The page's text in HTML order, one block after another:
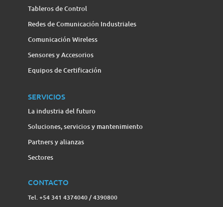
Tableros de Control
Redes de Comunicación Industriales
Comunicación Wireless
Sensores y Accesorios
Equipos de Certificación
SERVICIOS
La industria del futuro
Soluciones, servicios y mantenimiento
Partners y alianzas
Sectores
CONTACTO
Tel. +54 341 4374040 / 4390800